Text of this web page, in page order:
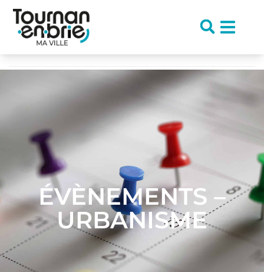
principal
Urbanisme & cadre de vie / Évènements – Urbanisme
ÉVÈNEMENTS –
URBANISME